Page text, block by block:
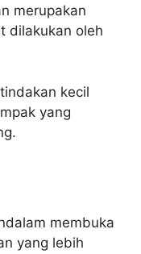
merupakan
dilakukan oleh
kecil
yang
membuka
yang lebih